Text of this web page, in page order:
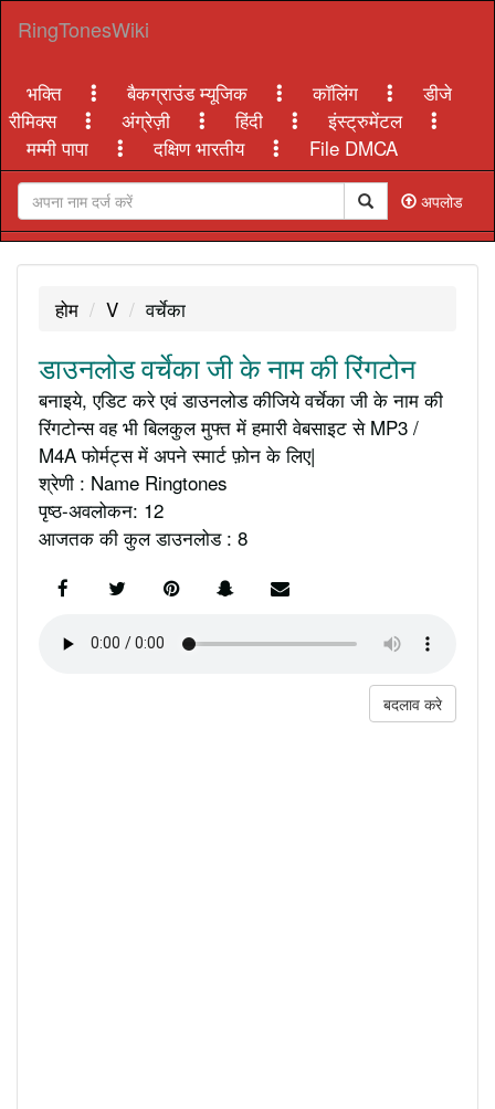
RingTonesWiki
भक्ति बैकग्राउंड म्यूजिक कॉलिंग
डीजे
रीमिक्स
अंग्रेज़ी हिंदी
इंस्ट्रुमेंटल
मम्मी पापा
दक्षिण भारतीय File DMCA
अपलोड
होम V वर्चेका
डाउनलोड वर्चेका जी के नाम की रिंगटोन
बनाइये, एडिट करे एवं डाउनलोड कीजिये वर्चेका जी के नाम की
रिंगटोन्स वह भी बिलकुल मुफ्त में हमारी वेबसाइट से MP3 /
M4A फोर्मट्स में अपने स्मार्ट फ़ोन के लिए|
श्रेणी : Name Ringtones
पृष्ठ-अवलोकन: 12
आजतक की कुल डाउनलोड : 8
बदलाव करे